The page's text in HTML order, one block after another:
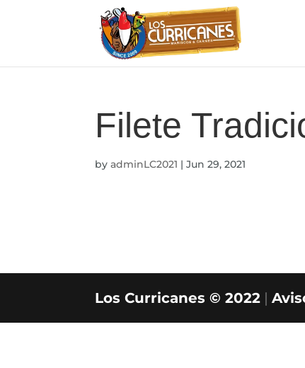
Filete
byadminLC2021 |Jun 29, 2021
Los Curricanes © 2022 |